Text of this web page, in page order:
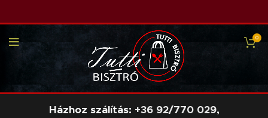
0
Házhoz szálítás: +36 92/770 029,